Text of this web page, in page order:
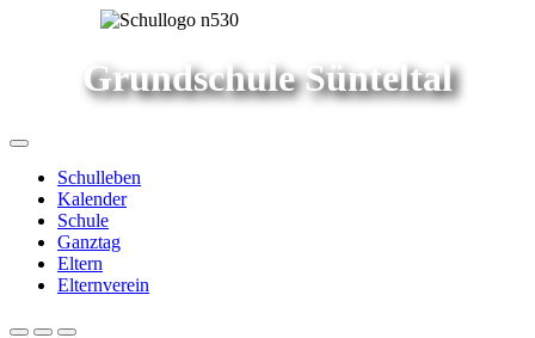
Grundschule Sünteltal
Schulleben
Kalender
Schule
Ganztag
Eltern
Elternverein